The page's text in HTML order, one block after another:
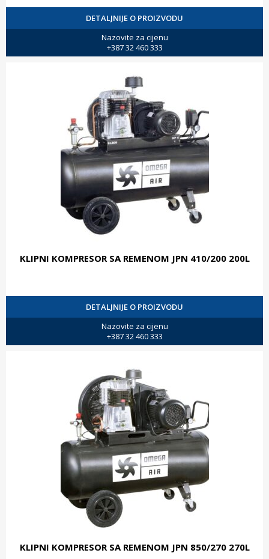
DETALJNIJE O PROIZVODU
Nazovite za cijenu
+387 32 460 333
KLIPNI KOMPRESOR SA REMENOM JPN 410/200 200L
DETALJNIJE O PROIZVODU
Nazovite za cijenu
+387 32 460 333
KLIPNI KOMPRESOR SA REMENOM JPN 850/270 270L